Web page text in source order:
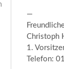
—
Christoph
1.
Telefon: